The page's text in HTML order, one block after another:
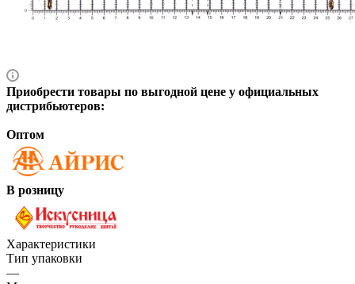
Приобрести товары по выгодной цене у официальных
дистрибьютеров:
Оптом
В розницу
Характеристики
Тип упаковки
—